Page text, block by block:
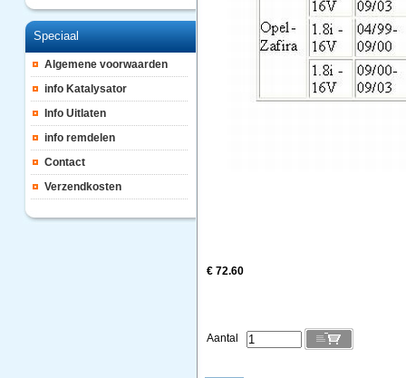
Speciaal
Algemene voorwaarden
info Katalysator
Info Uitlaten
info remdelen
Contact
Verzendkosten
€ 72.60
Aantal